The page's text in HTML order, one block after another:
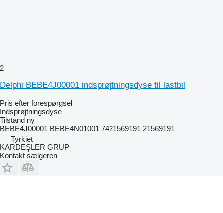
2
Delphi BEBE4J00001 indsprøjtningsdyse til lastbil
Pris efter forespørgsel
Indsprøjtningsdyse
Tilstand ny
BEBE4J00001 BEBE4N01001 7421569191 21569191
Tyrkiet
KARDEŞLER GRUP
Kontakt sælgeren